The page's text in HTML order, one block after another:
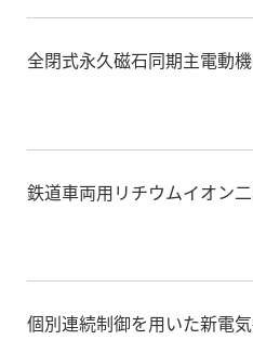
全閉式永久磁石同期主電動
鉄道車両用リチウムイオン
個別連続制御を用いた新電